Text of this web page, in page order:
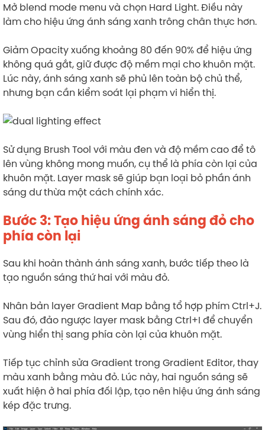
Mở blend mode menu và chọn Hard Light. Điều này
làm cho hiệu ứng ánh sáng xanh trông chân thực hơn.
Giảm Opacity xuống khoảng 80 đến 90% để hiệu ứng
không quá gắt, giữ được độ mềm mại cho khuôn mặt.
Lúc này, ánh sáng xanh sẽ phủ lên toàn bộ chủ thể,
nhưng bạn cần kiểm soát lại phạm vi hiển thị.
Sử dụng Brush Tool với màu đen và độ mềm cao để tô
lên vùng không mong muốn, cụ thể là phía còn lại của
khuôn mặt. Layer mask sẽ giúp bạn loại bỏ phần ánh
sáng dư thừa một cách chính xác.
Bước 3: Tạo hiệu ứng ánh sáng đỏ cho
phía còn lại
Sau khi hoàn thành ánh sáng xanh, bước tiếp theo là
tạo nguồn sáng thứ hai với màu đỏ.
Nhân bản layer Gradient Map bằng tổ hợp phím Ctrl+J.
Sau đó, đảo ngược layer mask bằng Ctrl+I để chuyển
vùng hiển thị sang phía còn lại của khuôn mặt.
Tiếp tục chỉnh sửa Gradient trong Gradient Editor, thay
màu xanh bằng màu đỏ. Lúc này, hai nguồn sáng sẽ
xuất hiện ở hai phía đối lập, tạo nên hiệu ứng ánh sáng
kép đặc trưng.